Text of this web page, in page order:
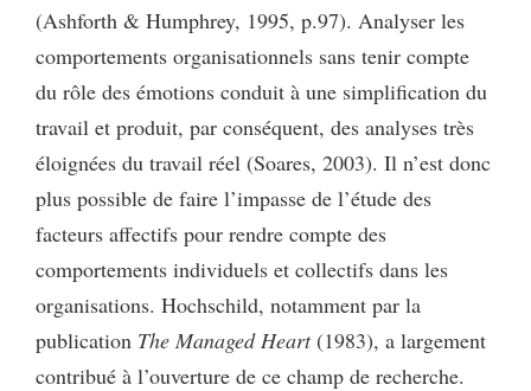
(Ashforth & Humphrey, 1995, p.97). Analyser les
comportements organisationnels sans tenir compte
du rôle des émotions conduit à une simplification du
travail et produit, par conséquent, des analyses très
éloignées du travail réel (Soares, 2003). Il n’est donc
plus possible de faire l’impasse de l’étude des
facteurs affectifs pour rendre compte des
comportements individuels et collectifs dans les
organisations. Hochschild, notamment par la
publication The Managed Heart(1983), a largement
contribué à l’ouverture de ce champ de recherche.